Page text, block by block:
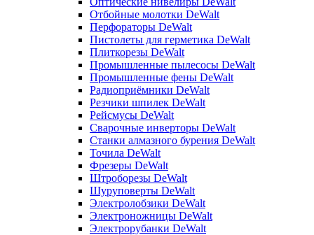
Отбойные молотки DeWalt
Перфораторы DeWalt
Пистолеты для герметика DeWalt
Плиткорезы DeWalt
Промышленные пылесосы DeWalt
Промышленные фены DeWalt
Радиоприёмники DeWalt
Резчики шпилек DeWalt
Рейсмусы DeWalt
Сварочные инверторы DeWalt
Станки алмазного бурения DeWalt
Точила DeWalt
Фрезеры DeWalt
Штроборезы DeWalt
Шуруповерты DeWalt
Электролобзики DeWalt
Электроножницы DeWalt
Электрорубанки DeWalt